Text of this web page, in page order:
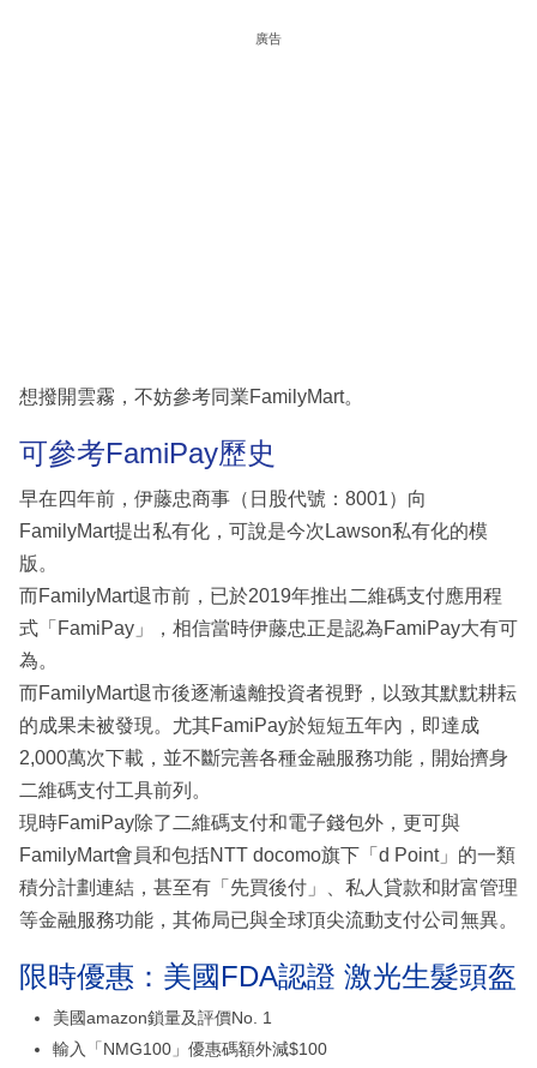
廣告
想撥開雲霧，不妨參考同業FamilyMart。
可參考FamiPay歷史
早在四年前，伊藤忠商事（日股代號：8001）向
FamilyMart提出私有化，可說是今次Lawson私有化的模
版。
而FamilyMart退市前，已於2019年推出二維碼支付應用程
式「FamiPay」，相信當時伊藤忠正是認為FamiPay大有可
為。
而FamilyMart退市後逐漸遠離投資者視野，以致其默黕耕耘
的成果未被發現。尤其FamiPay於短短五年內，即達成
2,000萬次下載，並不斷完善各種金融服務功能，開始擠身
二維碼支付工具前列。
現時FamiPay除了二維碼支付和電子錢包外，更可與
FamilyMart會員和包括NTT docomo旗下「d Point」的一類
積分計劃連結，甚至有「先買後付」、私人貸款和財富管理
等金融服務功能，其佈局已與全球頂尖流動支付公司無異。
限時優惠：美國FDA認證 激光生髮頭盔
美國amazon鎖量及評價No. 1
輸入「NMG100」優惠碼額外減$100